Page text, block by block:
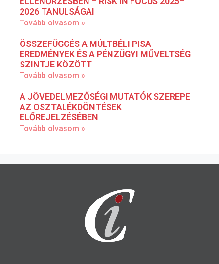
2026 TANULSÁGAI
Tovább olvasom »
ÖSSZEFÜGGÉS A MÚLTBÉLI PISA-
EREDMÉNYEK ÉS A PÉNZÜGYI MŰVELTSÉG
SZINTJE KÖZÖTT
Tovább olvasom »
A JÖVEDELMEZŐSÉGI MUTATÓK SZEREPE
AZ OSZTALÉKDÖNTÉSEK
ELŐREJELZÉSÉBEN
Tovább olvasom »